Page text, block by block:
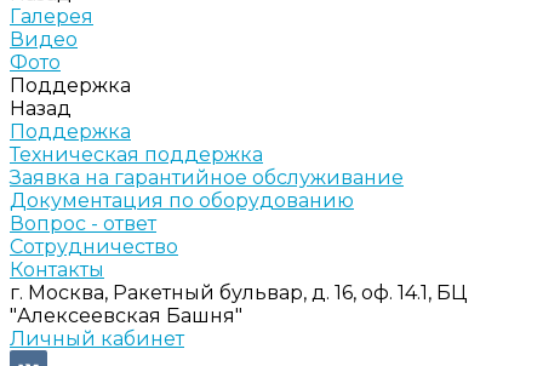
Галерея
Видео
Фото
Поддержка
Назад
Поддержка
Техническая поддержка
Заявка на гарантийное обслуживание
Документация по оборудованию
Вопрос - ответ
Сотрудничество
Контакты
г. Москва, Ракетный бульвар, д. 16, оф. 14.1, БЦ
"Алексеевская Башня"
Личный кабинет